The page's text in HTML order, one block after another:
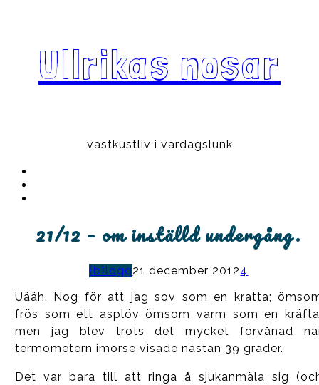
Ullrikas nosar
västkustliv i vardagslunk
21/12 – om inställd undergång.
(b)logg21 december 20124
Uääh. Nog för att jag sov som en kratta;
frös som ett asplöv ömsom varm som en
men jag blev trots det mycket förvånad
termometern imorse visade nästan 39 grader.
Det var bara till att ringa å sjukanmäla sig